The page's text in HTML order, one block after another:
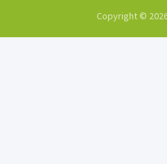
Copyright ©